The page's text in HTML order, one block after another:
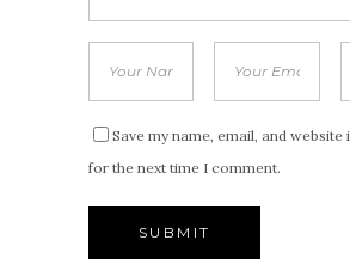
Save my name, email, and
for the next time I comment.